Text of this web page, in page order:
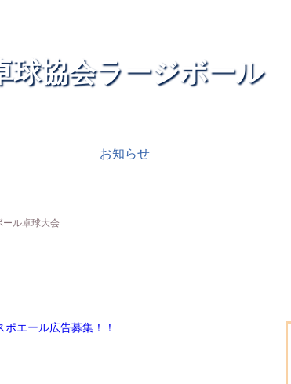
球協会ラージボール
お知らせ
ール卓球大会